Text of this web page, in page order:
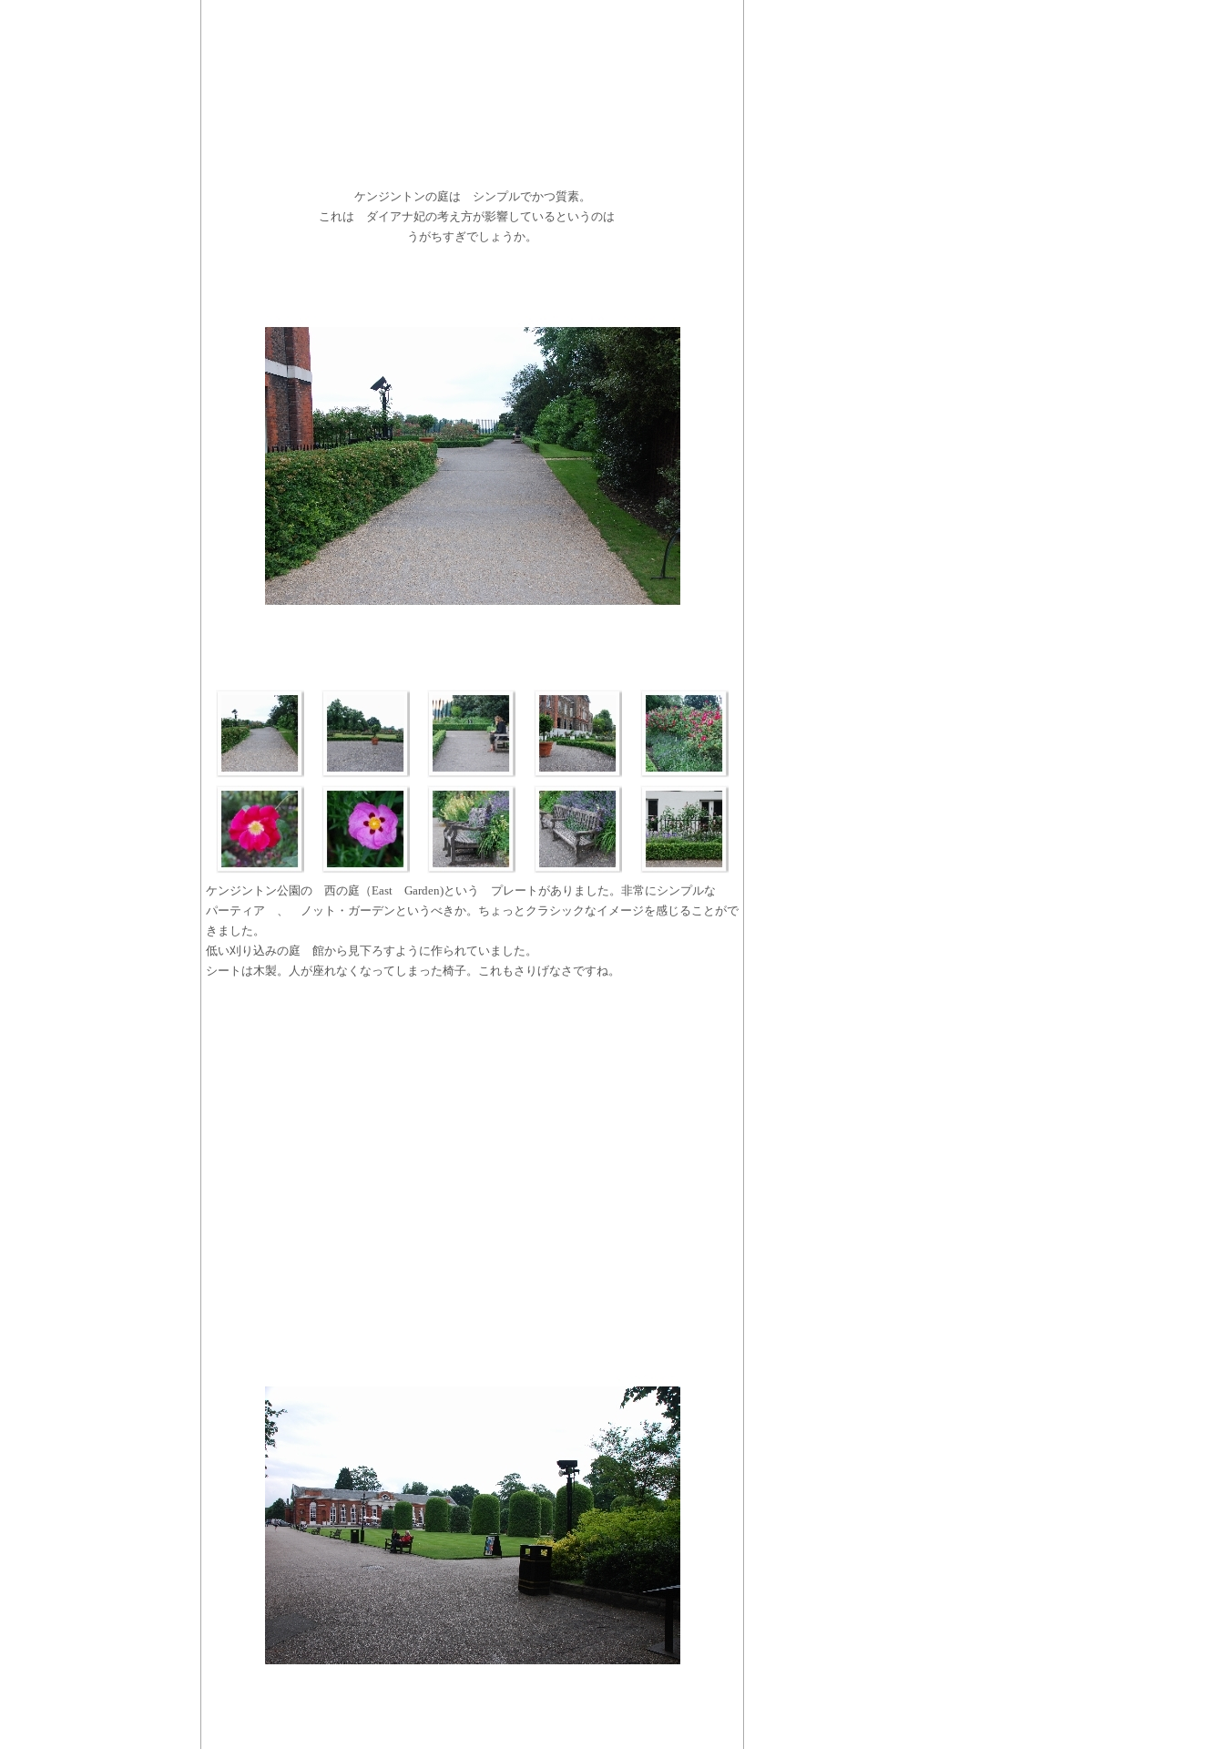
ケンジントンの庭は シンプルでかつ質素。
これは ダイアナ妃の考え方が影響しているというのは
うがちすぎでしょうか。
ケンジントン公園の 西の庭（East Garden)という プレートがありました。非常にシンプルな
パーティア 、 ノット・ガーデンというべきか。ちょっとクラシックなイメージを感じることがで
きました。
低い刈り込みの庭 館から見下ろすように作られていました。
シートは木製。人が座れなくなってしまった椅子。これもさりげなさですね。